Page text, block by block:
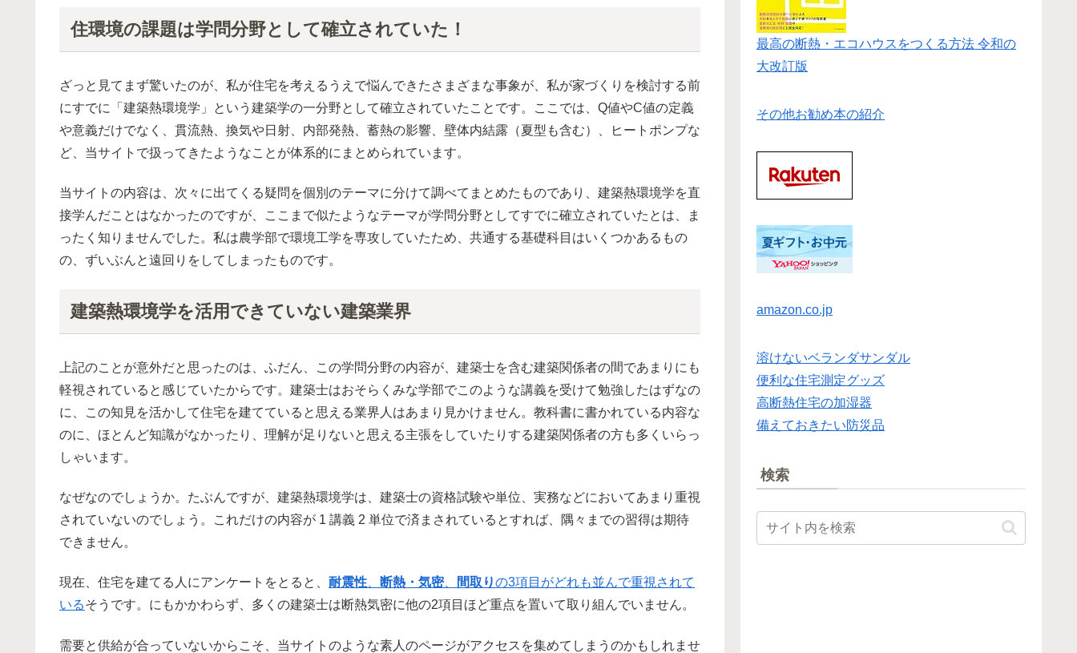
住環境の課題は学問分野として確立されていた！
ざっと見てまず驚いたのが、私が住宅を考えるうえで悩んできたさまざまな事象が、私が家づくりを検討する前
にすでに「建築熱環境学」という建築学の一分野として確立されていたことです。ここでは、Q値やC値の定義
や意義だけでなく、貫流熱、換気や日射、内部発熱、蓄熱の影響、壁体内結露（夏型も含む）、ヒートポンプな
ど、当サイトで扱ってきたようなことが体系的にまとめられています。
当サイトの内容は、次々に出てくる疑問を個別のテーマに分けて調べてまとめたものであり、建築熱環境学を直
接学んだことはなかったのですが、ここまで似たようなテーマが学問分野としてすでに確立されていたとは、ま
ったく知りませんでした。私は農学部で環境工学を専攻していたため、共通する基礎科目はいくつかあるもの
の、ずいぶんと遠回りをしてしまったものです。
建築熱環境学を活用できていない建築業界
上記のことが意外だと思ったのは、ふだん、この学問分野の内容が、建築士を含む建築関係者の間であまりにも
軽視されていると感じていたからです。建築士はおそらくみな学部でこのような講義を受けて勉強したはずなの
に、この知見を活かして住宅を建てていると思える業界人はあまり見かけません。教科書に書かれている内容な
のに、ほとんど知識がなかったり、理解が足りないと思える主張をしていたりする建築関係者の方も多くいらっ
しゃいます。
なぜなのでしょうか。たぶんですが、建築熱環境学は、建築士の資格試験や単位、実務などにおいてあまり重視
されていないのでしょう。これだけの内容が 1 講義 2 単位で済まされているとすれば、隅々までの習得は期待
できません。
現在、住宅を建てる人にアンケートをとると、 耐震性、 断熱・気密、 間取りの3項目がどれも並んで重視されて
いるそうです。にもかかわらず、多くの建築士は断熱気密に他の2項目ほど重点を置いて取り組んでいません。
需要と供給が合っていないからこそ、当サイトのような素人のページがアクセスを集めてしまうのかもしれませ
最高の断熱・エコハウスをつくる方法 令和の
大改訂版
その他お勧め本の紹介
amazon.co.jp
溶けないベランダサンダル
便利な住宅測定グッズ
高断熱住宅の加湿器
備えておきたい防災品
検索